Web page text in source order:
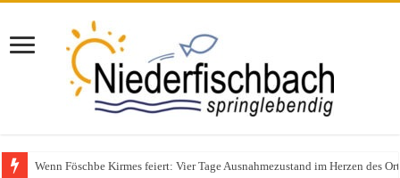
Polizeieinsatz nach Verkehrskontrolle im Bereich Niederfischbach –